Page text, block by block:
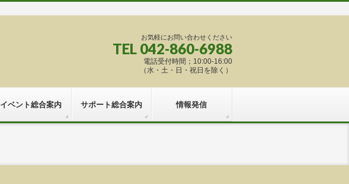
お気軽にお問い合わせください
TEL 042-860-6988
電話受付時間；10:00-16:00
（水・土・日・祝日を除く）
イベント総合案内 サポート総合案内 情報発信